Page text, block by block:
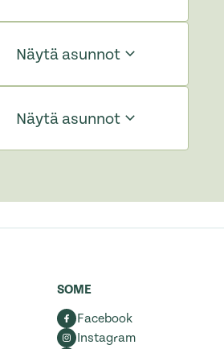
Näytä asunnot
Näytä asunnot
SOME
Facebook
Instagram